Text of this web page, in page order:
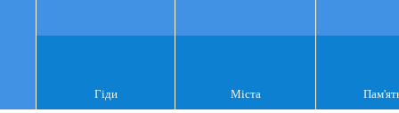
Гіди Міста